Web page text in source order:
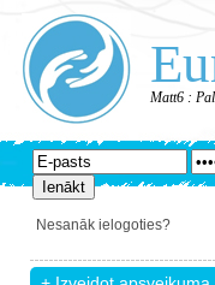
Matt6 :
Nesanāk ielogoties?